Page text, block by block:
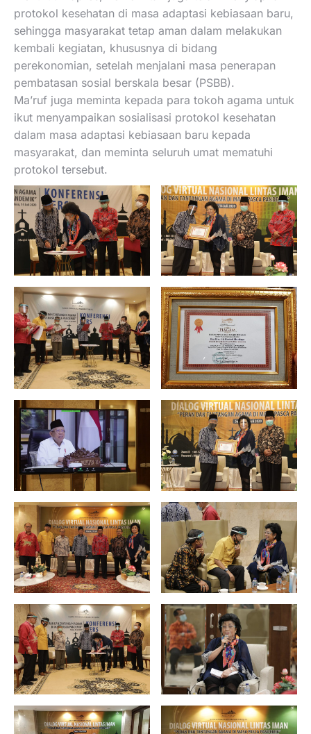
protokol kesehatan di masa adaptasi kebiasaan baru,
sehingga masyarakat tetap aman dalam melakukan
kembali kegiatan, khususnya di bidang
perekonomian, setelah menjalani masa penerapan
pembatasan sosial berskala besar (PSBB).
Ma’ruf juga meminta kepada para tokoh agama untuk
ikut menyampaikan sosialisasi protokol kesehatan
dalam masa adaptasi kebiasaan baru kepada
masyarakat, dan meminta seluruh umat mematuhi
protokol tersebut.